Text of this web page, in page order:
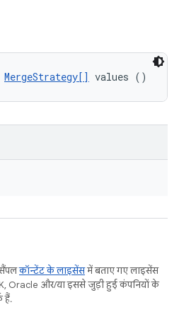
MergeStrategy[] values ()
सैंपलकॉन्टेंट के लाइसेंसमें बताए गए लाइसेंस
Oracle और/या इससे जुड़ी हुई कंपनियों के
हैं.